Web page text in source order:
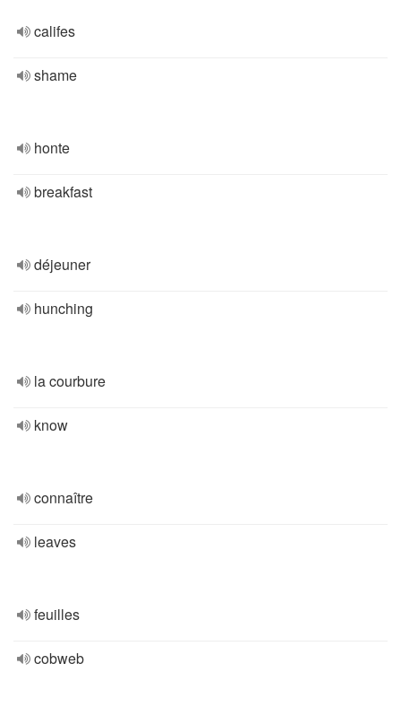
califes
shame
honte
breakfast
déjeuner
hunching
la courbure
know
connaître
leaves
feuilles
cobweb